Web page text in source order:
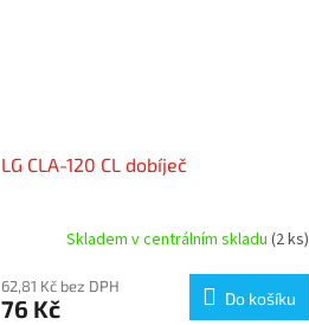
LG CLA-120 CL dobíječ
Skladem v centrálním skladu (2 ks)
62,81 Kč bez DPH
76 Kč Do košíku